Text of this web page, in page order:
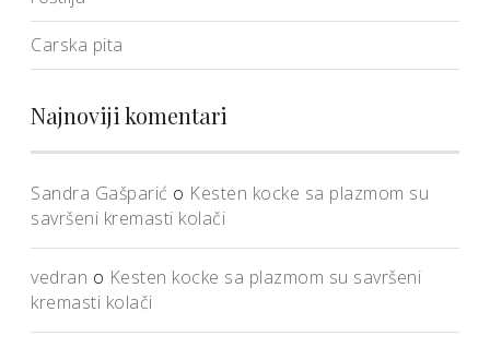
Carska pita
Najnoviji komentari
Sandra Gašparić o Kesten kocke sa plazmom su
savršeni kremasti kolači
vedran o Kesten kocke sa plazmom su savršeni
kremasti kolači